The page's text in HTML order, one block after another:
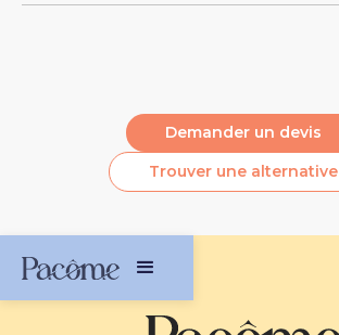
Dimensions : A5
Pages blanches lignées
Couverture en feutre recyclé
Demander un devis
Trouver une alternative